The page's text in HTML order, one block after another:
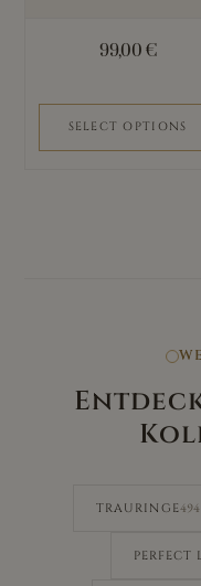
99,00 €
SELECT OPTIONS
TRAURINGE494
PERFECT